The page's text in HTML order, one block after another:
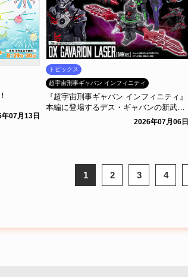
07月13日
トピックス
超宇宙刑事ギャバン インフィニティ
『超宇宙刑事ギャバン インフィニティ』
本編に登場するデス・ギャバンの新武装
「DXギャバリオンレーザー(ダークve
2026年07月06日
1 2 3 4